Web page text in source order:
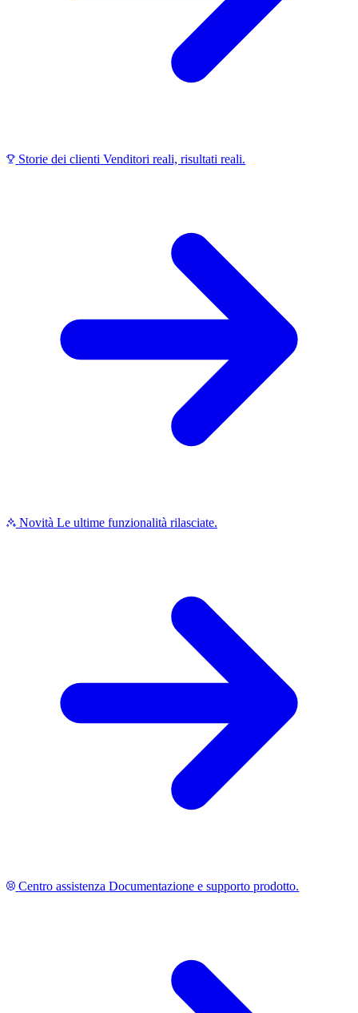
Storie dei clienti Venditori reali, risultati reali.
Novità Le ultime funzionalità rilasciate.
Centro assistenza Documentazione e supporto prodotto.